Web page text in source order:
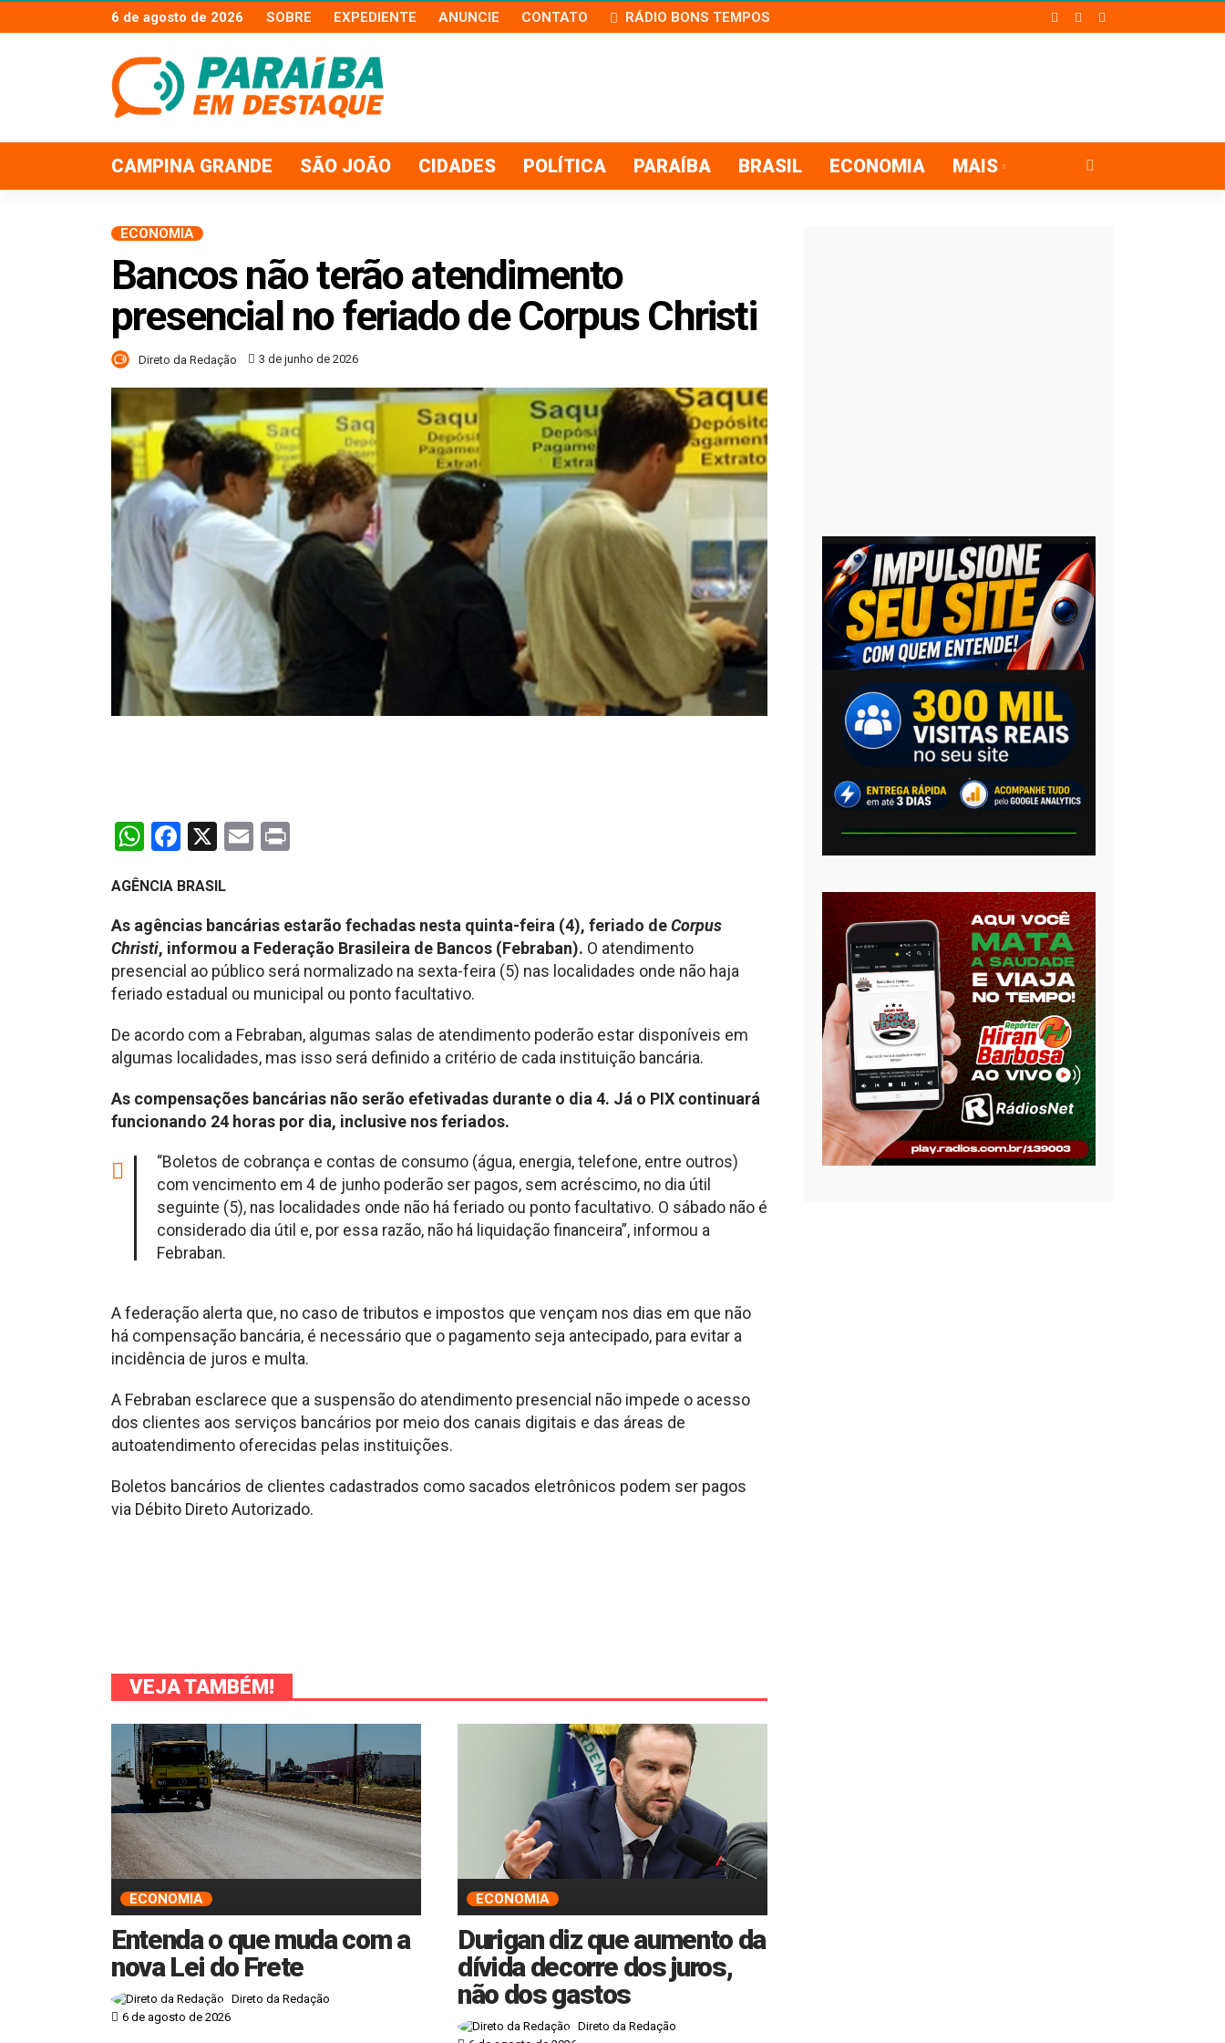
6 de agosto de 2026 SOBRE EXPEDIENTE ANUNCIE CONTATO RÁDIO BONS TEMPOS
CAMPINA GRANDE SÃO JOÃO CIDADES POLÍTICA PARAÍBA BRASIL ECONOMIA MAIS
ECONOMIA
Bancos não terão atendimento
presencial no feriado de Corpus Christi
Direto da Redação 3 de junho de 2026
WhatsApp
Facebook
X Email
AGÊNCIA BRASIL
As agências bancárias estarão fechadas nesta quinta-feira (4), feriado deCorpus
Christi, informou a Federação Brasileira de Bancos (Febraban). O atendimento
presencial ao público será normalizado na sexta-feira (5) nas localidades onde não haja
feriado estadual ou municipal ou ponto facultativo.
De acordo com a Febraban, algumas salas de atendimento poderão estar disponíveis em
algumas localidades, mas isso será definido a critério de cada instituição bancária.
As compensações bancárias não serão efetivadas durante o dia 4. Já o PIX continuará
funcionando 24 horas por dia, inclusive nos feriados.
“Boletos de cobrança e contas de consumo (água, energia, telefone, entre outros)
com vencimento em 4 de junho poderão ser pagos, sem acréscimo, no dia útil
seguinte (5), nas localidades onde não há feriado ou ponto facultativo. O sábado não é
considerado dia útil e, por essa razão, não há liquidação financeira”, informou a
Febraban.
A federação alerta que, no caso de tributos e impostos que vençam nos dias em que não
há compensação bancária, é necessário que o pagamento seja antecipado, para evitar a
incidência de juros e multa.
A Febraban esclarece que a suspensão do atendimento presencial não impede o acesso
dos clientes aos serviços bancários por meio dos canais digitais e das áreas de
autoatendimento oferecidas pelas instituições.
Boletos bancários de clientes cadastrados como sacados eletrônicos podem ser pagos
via Débito Direto Autorizado.
VEJA TAMBÉM!
ECONOMIA
Entenda o que muda com a
nova Lei do Frete
Direto da Redação
6 de agosto de 2026
ECONOMIA
Durigan diz que aumento da
dívida decorre dos juros,
não dos gastos
Direto da Redação